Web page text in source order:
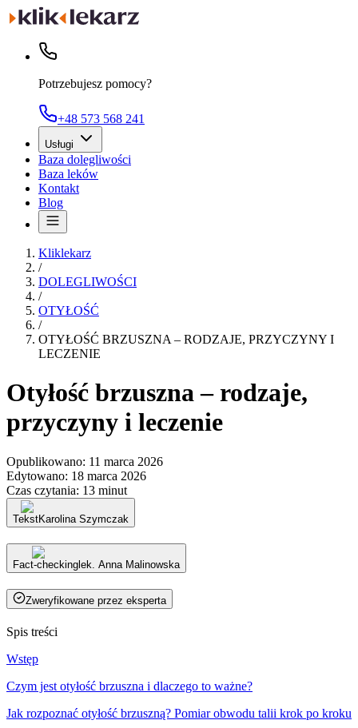
Potrzebujesz pomocy?
+48 573 568 241
Usługi
Baza dolegliwości
Baza leków
Kontakt
Blog
Kliklekarz
/
DOLEGLIWOŚCI
/
OTYŁOŚĆ
/
OTYŁOŚĆ BRZUSZNA – RODZAJE, PRZYCZYNY I
LECZENIE
Otyłość brzuszna – rodzaje,
przyczyny i leczenie
Opublikowano: 11 marca 2026
Edytowano: 18 marca 2026
Czas czytania: 13 minut
TekstKarolina Szymczak
Fact-checking lek. Anna Malinowska
Zweryfikowane przez eksperta
Spis treści
Wstęp
Czym jest otyłość brzuszna i dlaczego to ważne?
Jak rozpoznać otyłość brzuszną? Pomiar obwodu talii krok po kroku